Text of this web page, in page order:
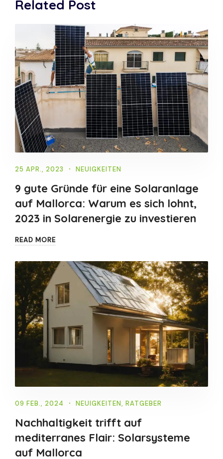
Related Post
25 APR., 2023 NEUIGKEITEN
9 gute Gründe für eine Solaranlage
auf Mallorca: Warum es sich lohnt,
2023 in Solarenergie zu investieren
READ MORE
09 FEB., 2024 NEUIGKEITEN, RATGEBER
Nachhaltigkeit trifft auf
mediterranes Flair: Solarsysteme
auf Mallorca